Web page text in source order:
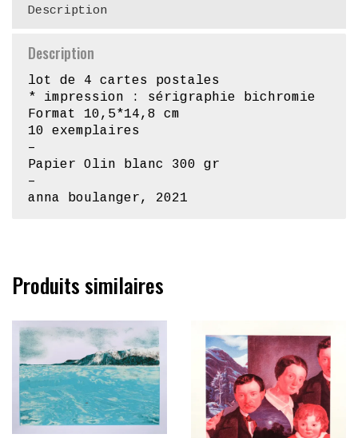
Description
Description
lot de 4 cartes postales
* impression : sérigraphie bichromie
Format 10,5*14,8 cm
10 exemplaires
–
Papier Olin blanc 300 gr
–
anna boulanger, 2021
Produits similaires